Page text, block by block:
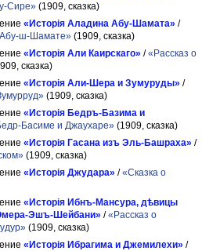
Сире» (1909, сказка)
«Исторія Аладина Абу-Шамата» /
Абу-ш-Шамате» (1909, сказка)
«Исторія Али Каирскаго» /«Рассказ о
сказка)
«Исторія Али-Шера и Зумуруды» /
(1909, сказка)
«Исторія Бедръ-Базима и
Басиме и Джаухаре» (1909, сказка)
«Исторія Гасана изъ Эль-Башраха» /
(1909, сказка)
«Исторія Джудара» /«Сказка о
«Исторія Ибнъ-Мансура, дѣвицы
Эшъ-Шейбани» /«Рассказ о
(1909, сказка)
«Исторія Ибрагима и Джемилехи» /